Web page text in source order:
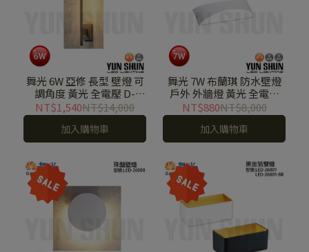
舞光 6W 亞修 長型 壁燈 可
調角度 黃光 全電壓 D-
26012-BK
NT$1,540NT$14,000
加入購物車
舞光 7W 布蘭琪 防水壁燈
戶外 外牆燈 黃光 全電壓
OD-2345
NT$880NT$8,000
加入購物車